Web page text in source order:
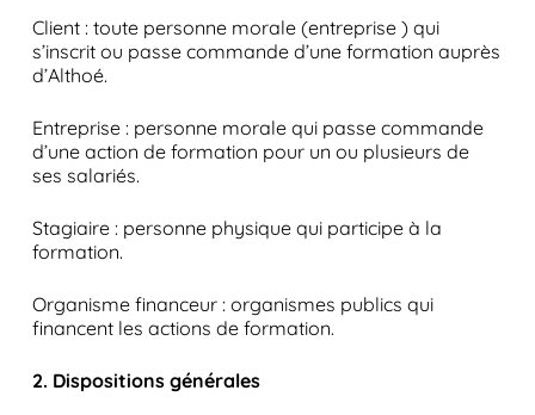
Client : toute personne morale (entreprise ) qui
s’inscrit ou passe commande d’une formation auprès
d’Althoé.
Entreprise : personne morale qui passe commande
d’une action de formation pour un ou plusieurs de
ses salariés.
Stagiaire : personne physique qui participe à la
formation.
Organisme financeur : organismes publics qui
financent les actions de formation.
2. Dispositions générales